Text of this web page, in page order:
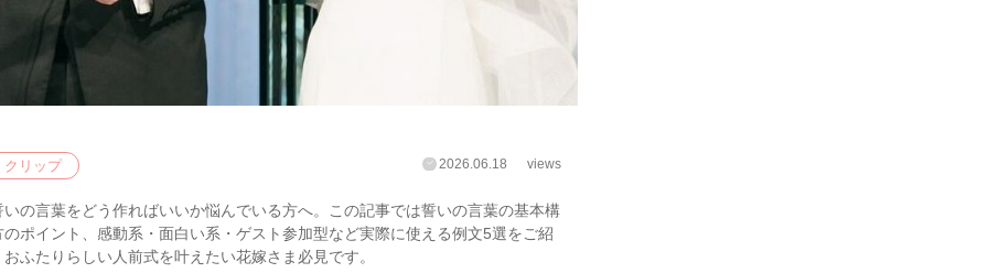
クリップ 2026.06.18 views
いの言葉をどう作ればいいか悩んでいる方へ。この記事では誓いの言葉の基本構
ポイント、感動系・面白い系・ゲスト参加型など実際に使える例文5選をご紹
ふたりらしい人前式を叶えたい花嫁さま必見です。